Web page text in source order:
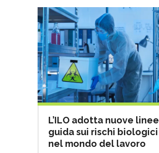
L’ILO adotta nuove linee
guida sui rischi biologici
nel mondo del lavoro